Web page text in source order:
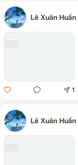
Lê Xuân Huấn
1
Lê Xuân Huấn